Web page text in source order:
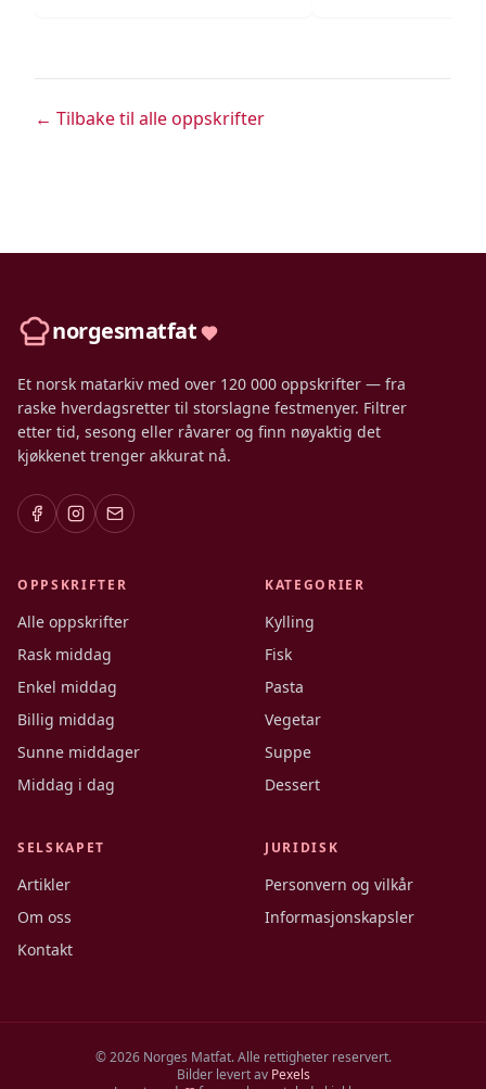
← Tilbake til alle oppskrifter
norgesmatfat
Et norsk matarkiv med over 120 000 oppskrifter — fra
raske hverdagsretter til storslagne festmenyer. Filtrer
etter tid, sesong eller råvarer og finn nøyaktig det
kjøkkenet trenger akkurat nå.
OPPSKRIFTER
Alle oppskrifter
Rask middag
Enkel middag
Billig middag
Sunne middager
Middag i dag
KATEGORIER
Kylling
Fisk
Pasta
Vegetar
Suppe
Dessert
SELSKAPET
Artikler
Om oss
Kontakt
JURIDISK
Personvern og vilkår
Informasjonskapsler
©2026Norges Matfat. Alle rettigheter reservert.
Bilder levert av Pexels